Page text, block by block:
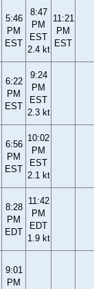
5:46
PM
EST
8:47
PM
EST
2.4 kt
11:21
PM
EST
6:22
PM
EST
9:24
PM
EST
2.3 kt
6:56
PM
EST
10:02
PM
EST
2.1 kt
8:28
PM
EDT
11:42
PM
EDT
1.9 kt
9:01
PM